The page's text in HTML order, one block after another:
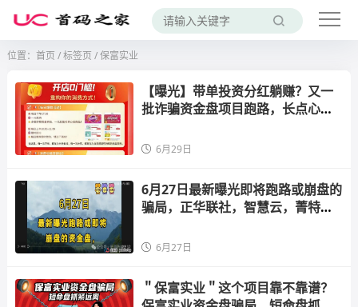
位置： 首页 /标签页 / 保富实业
【曝光】带单投资分红躺赚？又一
批诈骗资金盘项目跑路，长点心
6月29日
6月27日最新曝光即将跑路或崩盘的
骗局，正华联社，智慧云，菁特智
你参与的吗？欢迎留言讨论
6月27日
＂保富实业＂这个项目靠不靠谱？